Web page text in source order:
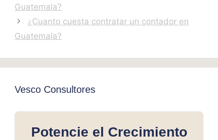
Guatemala?
¿Cuanto cuesta contratar un contador en
Guatemala?
Vesco Consultores
Potencie el Crecimiento